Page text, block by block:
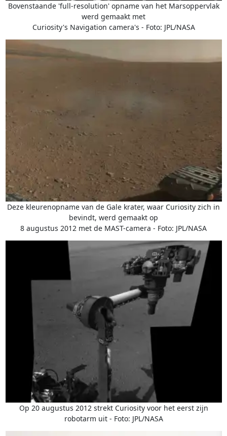
Bovenstaande 'full-resolution' opname van het Marsoppervlak
werd gemaakt met
Curiosity's Navigation camera's - Foto: JPL/NASA
Deze kleurenopname van de Gale krater, waar Curiosity zich in
bevindt, werd gemaakt op
8 augustus 2012 met de MAST-camera - Foto: JPL/NASA
Op 20 augustus 2012 strekt Curiosity voor het eerst zijn
robotarm uit - Foto: JPL/NASA